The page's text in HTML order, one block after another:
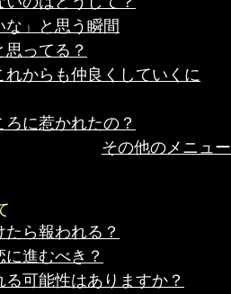
な」と思う瞬間
ってる？
からも仲良くしていくに
に惹かれたの？
その他のメニュー
ら報われる？
進むべき？
可能性はありますか？